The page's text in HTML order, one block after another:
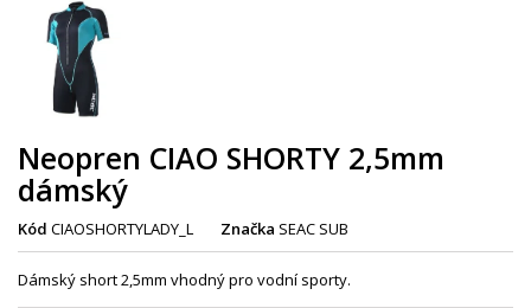
Neopren CIAO SHORTY 2,5mm
dámský
Kód CIAOSHORTYLADY_L Značka SEAC SUB
Dámský short 2,5mm vhodný pro vodní sporty.